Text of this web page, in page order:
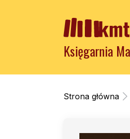
Księgarnia
Strona główna